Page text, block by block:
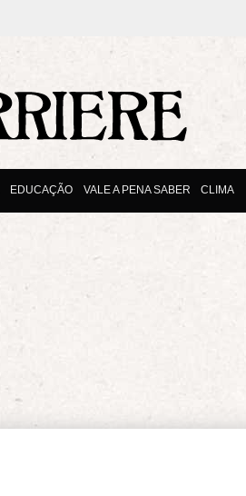
EDUCAÇÃO VALE A PENA SABER CLIMA